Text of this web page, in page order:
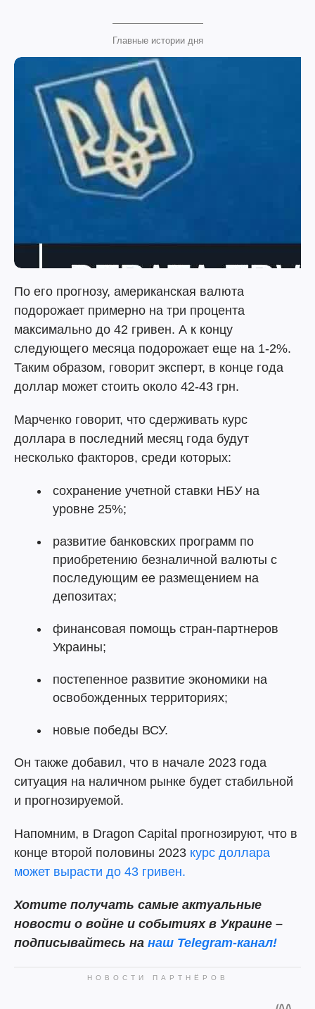
Главные истории дня
По его прогнозу, американская валюта
подорожает примерно на три процента
максимально до 42 гривен. А к концу
следующего месяца подорожает еще на 1-2%.
Таким образом, говорит эксперт, в конце года
доллар может стоить около 42-43 грн.
Марченко говорит, что сдерживать курс
доллара в последний месяц года будут
несколько факторов, среди которых:
сохранение учетной ставки НБУ на
уровне 25%;
развитие банковских программ по
приобретению безналичной валюты с
последующим ее размещением на
депозитах;
финансовая помощь стран-партнеров
Украины;
постепенное развитие экономики на
освобожденных территориях;
новые победы ВСУ.
Он также добавил, что в начале 2023 года
ситуация на наличном рынке будет стабильной
и прогнозируемой.
Напомним, в Dragon Capital прогнозируют, что в
конце второй половины 2023 курс доллара
может вырасти до 43 гривен.
Хотите получать самые актуальные
новости о войне и событиях в Украине –
подписывайтесь на наш Telegram-канал!